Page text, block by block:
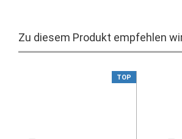
Zu diesem Produkt empfehlen
TOP